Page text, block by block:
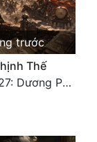
trước
Thế
Chương 1027: Dương Phàm! Viễn Hàng!